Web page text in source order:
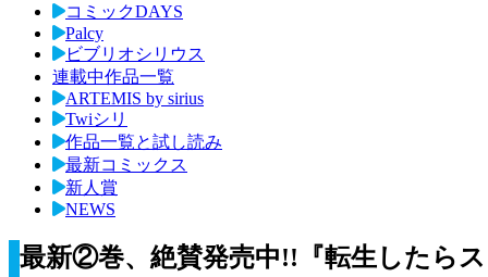
コミックDAYS
Palcy
ビブリオシリウス
連載中作品一覧
ARTEMIS by sirius
Twiシリ
作品一覧と試し読み
最新コミックス
新人賞
NEWS
最新②巻、絶賛発売中!!『転生したら